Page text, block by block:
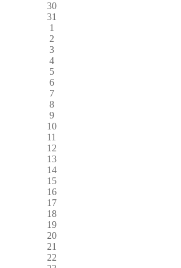
30
31
1
2
3
4
5
6
7
8
9
10
11
12
13
14
15
16
17
18
19
20
21
22